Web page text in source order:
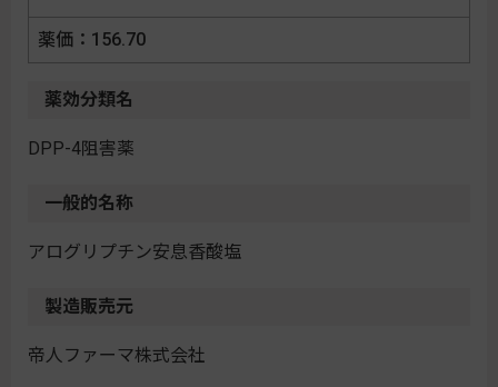
156.70
薬効分類名
DPP-4阻害薬
一般的名称
アログリプチン安息香酸塩
製造販売元
帝人ファーマ株式会社